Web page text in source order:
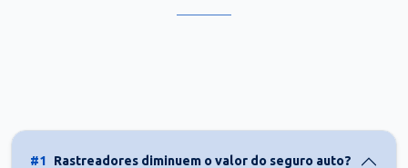
#1 Rastreadores diminuem o valor do seguro auto?